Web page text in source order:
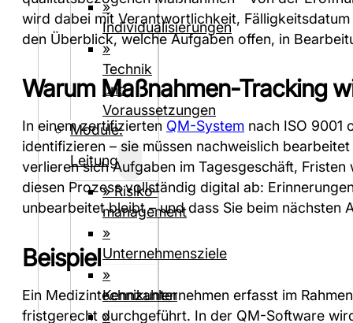
»
Individualisierungen
»
Technik
und
Voraussetzungen
Module:
Leitung
» Risiko­
management
»
Unternehmensziele
»
Kennzahlen
»
wird dabei mit Verantwortlichkeit,
den Überblick, welche Aufgaben offen, in
Warum Maßnahmen-Tracking
In einem zertifizierten QM-System nach ISO 9001
identifizieren – sie müssen nachweislich
verlieren sich Aufgaben im Tagesgeschäft,
diesen Prozess vollständig digital ab:
unbearbeitet bleibt – und dass Sie beim
Beispiel
Ein Medizintechnikunternehmen erfasst im
fristgerecht durchgeführt. In der QM-Software